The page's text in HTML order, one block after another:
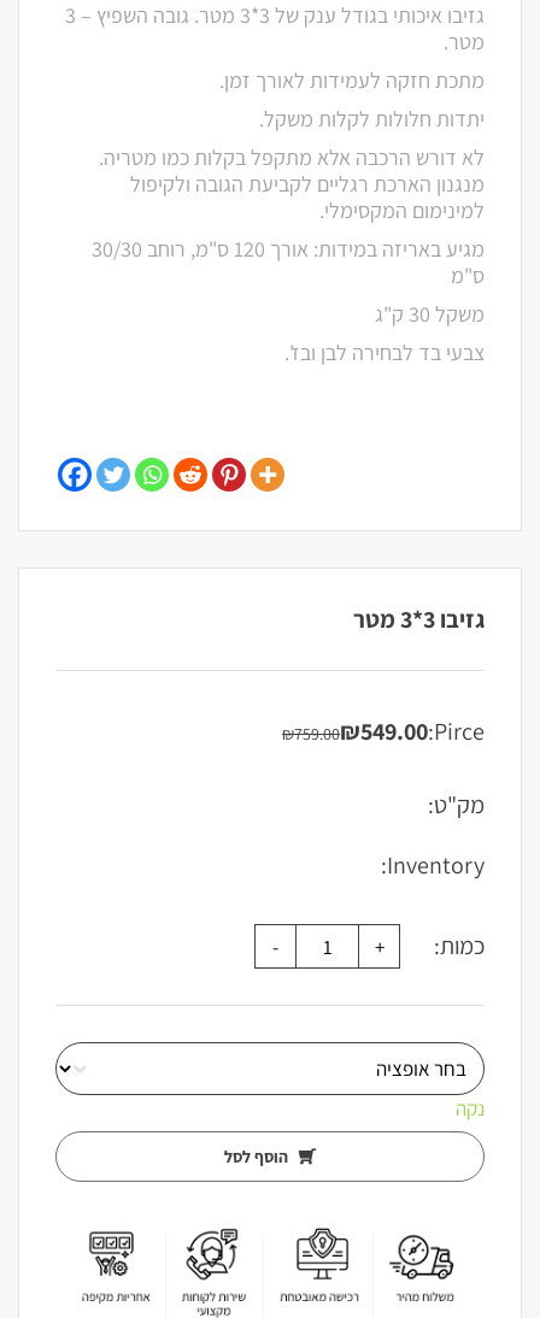
גזיבו איכותי בגודל ענק של 3*3 מטר. גובה השפיץ – 3
מטר.
מתכת חזקה לעמידות לאורך זמן.
יתדות חלולות לקלות משקל.
לא דורש הרכבה אלא מתקפל בקלות כמו מטריה.
מנגנון הארכת רגליים לקביעת הגובה ולקיפול
למינימום המקסימלי.
מגיע באריזה במידות: אורך 120 ס"מ, רוחב 30/30
ס"מ
משקל 30 ק"ג
צבעי בד לבחירה לבן ובז'.
גזיבו 3*3 מטר
Pirce:
₪759.00
המחיר ₪549.00
המחיר
מק"ט:
Inventory:
כמות:
נקה
הוסף לסל